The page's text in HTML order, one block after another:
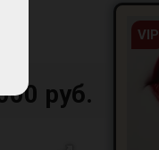
руб.
VIP